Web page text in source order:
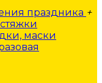
праздника +
маски